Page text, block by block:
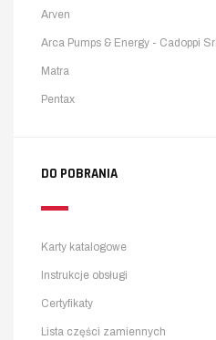
Arven
Arca Pumps & Energy - Cadoppi Srl
Matra
Pentax
DO POBRANIA
Karty katalogowe
Instrukcje obsługi
Certyfikaty
Lista części zamiennych